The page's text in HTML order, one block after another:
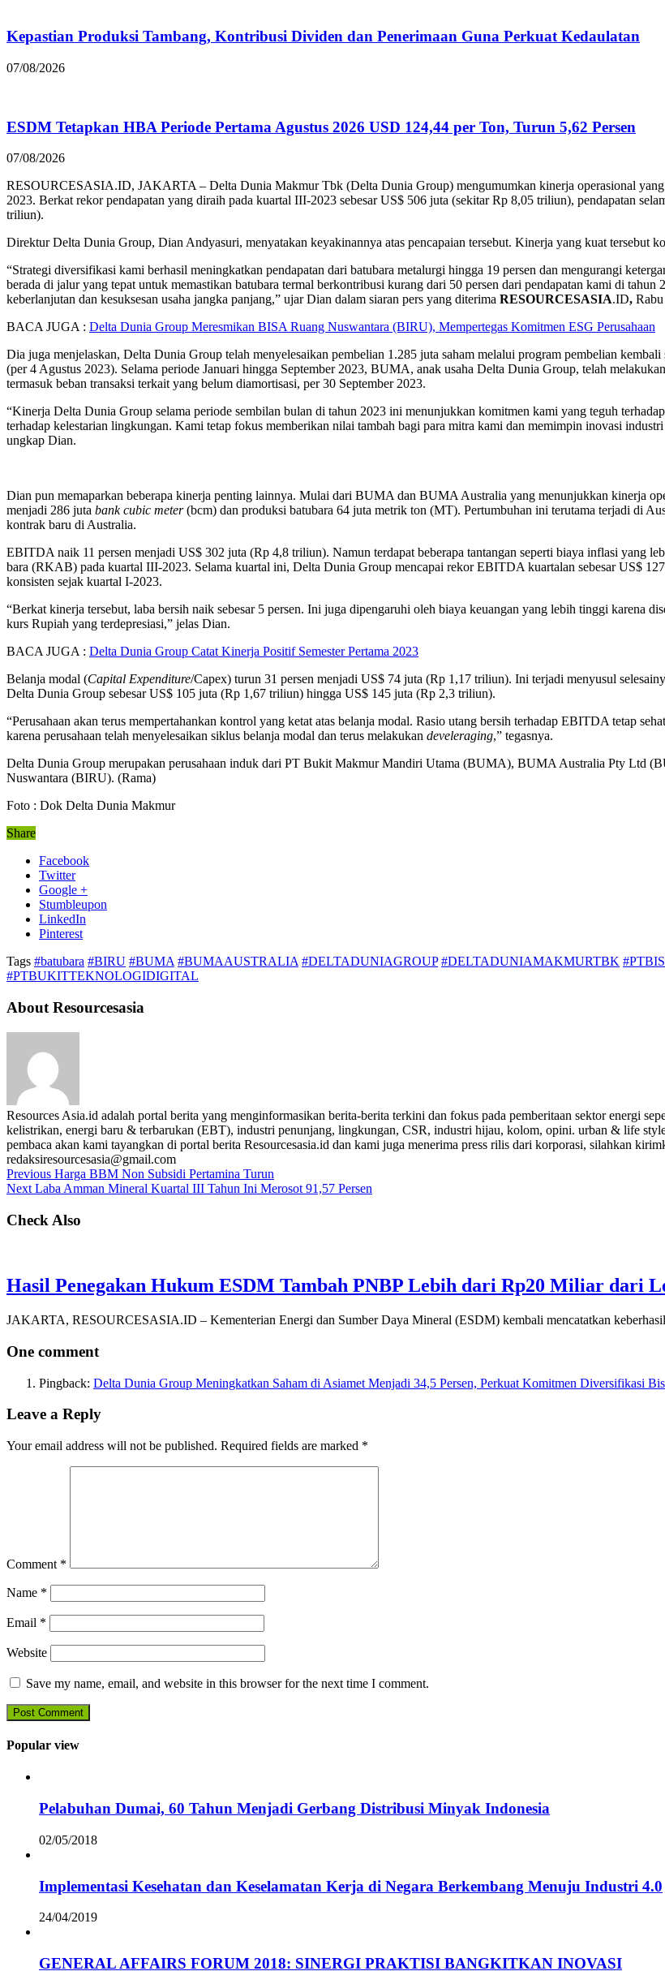
Kepastian Produksi Tambang, Kontribusi Dividen dan Penerimaan Guna Perkuat Kedaulatan
07/08/2026
ESDM Tetapkan HBA Periode Pertama Agustus 2026 USD 124,44 per Ton, Turun 5,62 Persen
07/08/2026
RESOURCESASIA.ID, JAKARTA – Delta Dunia Makmur Tbk (Delta Dunia Group) mengumumkan kinerja operasional yang
2023. Berkat rekor pendapatan yang diraih pada kuartal III-2023 sebesar US$ 506 juta (sekitar Rp 8,05 triliun), pendapatan
triliun).
Direktur Delta Dunia Group, Dian Andyasuri, menyatakan keyakinannya atas pencapaian tersebut. Kinerja yang kuat tersebut
“Strategi diversifikasi kami berhasil meningkatkan pendapatan dari batubara metalurgi hingga 19 persen dan mengurangi
berada di jalur yang tepat untuk memastikan batubara termal berkontribusi kurang dari 50 persen dari pendapatan kami di
keberlanjutan dan kesuksesan usaha jangka panjang,” ujar Dian dalam siaran pers yang diterima RESOURCESASIA.ID,
BACA JUGA : Delta Dunia Group Meresmikan BISA Ruang Nuswantara (BIRU), Mempertegas Komitmen ESG Perusahaan
Dia juga menjelaskan, Delta Dunia Group telah menyelesaikan pembelian 1.285 juta saham melalui program pembelian kembali
(per 4 Agustus 2023). Selama periode Januari hingga September 2023, BUMA, anak usaha Delta Dunia Group, telah
termasuk beban transaksi terkait yang belum diamortisasi, per 30 September 2023.
“Kinerja Delta Dunia Group selama periode sembilan bulan di tahun 2023 ini menunjukkan komitmen kami yang teguh
terhadap kelestarian lingkungan. Kami tetap fokus memberikan nilai tambah bagi para mitra kami dan memimpin inovasi
ungkap Dian.
Dian pun memaparkan beberapa kinerja penting lainnya. Mulai dari BUMA dan BUMA Australia yang menunjukkan kinerja
menjadi 286 juta bank cubic meter(bcm) dan produksi batubara 64 juta metrik ton (MT). Pertumbuhan ini terutama terjadi di
kontrak baru di Australia.
EBITDA naik 11 persen menjadi US$ 302 juta (Rp 4,8 triliun). Namun terdapat beberapa tantangan seperti biaya inflasi yang
bara (RKAB) pada kuartal III-2023. Selama kuartal ini, Delta Dunia Group mencapai rekor EBITDA kuartalan sebesar US$
konsisten sejak kuartal I-2023.
“Berkat kinerja tersebut, laba bersih naik sebesar 5 persen. Ini juga dipengaruhi oleh biaya keuangan yang lebih tinggi karena
kurs Rupiah yang terdepresiasi,” jelas Dian.
BACA JUGA : Delta Dunia Group Catat Kinerja Positif Semester Pertama 2023
Belanja modal (Capital Expenditure/Capex) turun 31 persen menjadi US$ 74 juta (Rp 1,17 triliun). Ini terjadi menyusul
Delta Dunia Group sebesar US$ 105 juta (Rp 1,67 triliun) hingga US$ 145 juta (Rp 2,3 triliun).
“Perusahaan akan terus mempertahankan kontrol yang ketat atas belanja modal. Rasio utang bersih terhadap EBITDA tetap
karena perusahaan telah menyelesaikan siklus belanja modal dan terus melakukan develeraging,” tegasnya.
Delta Dunia Group merupakan perusahaan induk dari PT Bukit Makmur Mandiri Utama (BUMA), BUMA Australia Pty Ltd
Nuswantara (BIRU). (Rama)
Foto : Dok Delta Dunia Makmur
Share
Facebook
Twitter
Google +
Stumbleupon
LinkedIn
Pinterest
Tags #batubara #BIRU #BUMA #BUMAAUSTRALIA #DELTADUNIAGROUP #DELTADUNIAMAKMURTBK
#PTBUKITTEKNOLOGIDIGITAL
About Resourcesasia
Resources Asia.id adalah portal berita yang menginformasikan berita-berita terkini dan fokus pada pemberitaan sektor energi
kelistrikan, energi baru & terbarukan (EBT), industri penunjang, lingkungan, CSR, industri hijau, kolom, opini. urban & life
pembaca akan kami tayangkan di portal berita Resourcesasia.id dan kami juga menerima press rilis dari korporasi, silahkan
redaksiresourcesasia@gmail.com
Previous Harga BBM Non Subsidi Pertamina Turun
Next Laba Amman Mineral Kuartal III Tahun Ini Merosot 91,57 Persen
Check Also
Hasil Penegakan Hukum ESDM Tambah PNBP Lebih dari Rp20 Miliar dari
JAKARTA, RESOURCESASIA.ID – Kementerian Energi dan Sumber Daya Mineral (ESDM) kembali mencatatkan
One comment
Pingback: Delta Dunia Group Meningkatkan Saham di Asiamet Menjadi 34,5 Persen, Perkuat Komitmen Diversifikasi
Leave a Reply
Your email address will not be published. Required fields are marked *
Comment *
Name *
Email *
Website
Save my name, email, and website in this browser for the next time I comment.
Popular view
Pelabuhan Dumai, 60 Tahun Menjadi Gerbang Distribusi Minyak Indonesia
02/05/2018
Implementasi Kesehatan dan Keselamatan Kerja di Negara Berkembang Menuju Industri 4.0
24/04/2019
GENERAL AFFAIRS FORUM 2018: SINERGI PRAKTISI BANGKITKAN INOVASI